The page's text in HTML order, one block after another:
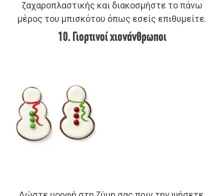
ζαχαροπλαστικής και διακοσμήστε το πάνω
μέρος του μπισκότου όπως εσείς επιθυμείτε.
10. Γιορτινοί χιονάνθρωποι